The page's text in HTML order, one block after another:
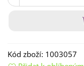
Kód zboží: 1003057